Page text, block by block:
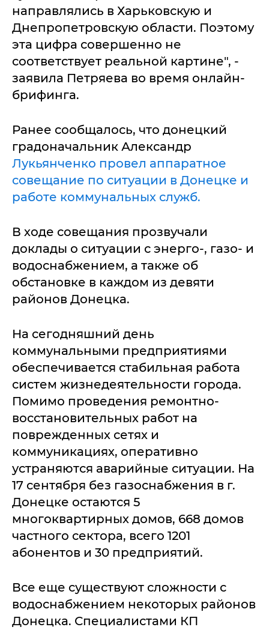
направлялись в Харьковскую и
Днепропетровскую области. Поэтому
эта цифра совершенно не
соответствует реальной картине", -
заявила Петряева во время онлайн-
брифинга.
Ранее сообщалось, что донецкий
градоначальник Александр
Лукьянченко провел аппаратное
совещание по ситуации в Донецке и
работе коммунальных служб.
В ходе совещания прозвучали
доклады о ситуации с энерго-, газо- и
водоснабжением, а также об
обстановке в каждом из девяти
районов Донецка.
На сегодняшний день
коммунальными предприятиями
обеспечивается стабильная работа
систем жизнедеятельности города.
Помимо проведения ремонтно-
восстановительных работ на
поврежденных сетях и
коммуникациях, оперативно
устраняются аварийные ситуации. На
17 сентября без газоснабжения в г.
Донецке остаются 5
многоквартирных домов, 668 домов
частного сектора, всего 1201
абонентов и 30 предприятий.
Все еще существуют сложности с
водоснабжением некоторых районов
Донецка. Специалистами КП